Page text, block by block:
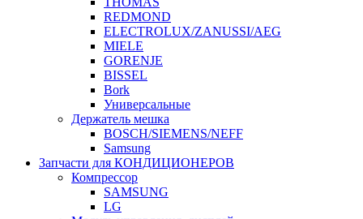
REDMOND
ELECTROLUX/ZANUSSI/AEG
MIELE
GORENJE
BISSEL
Bork
Универсальные
Держатель мешка
BOSCH/SIEMENS/NEFF
Samsung
Запчасти для КОНДИЦИОНЕРОВ
Компрессор
SAMSUNG
LG